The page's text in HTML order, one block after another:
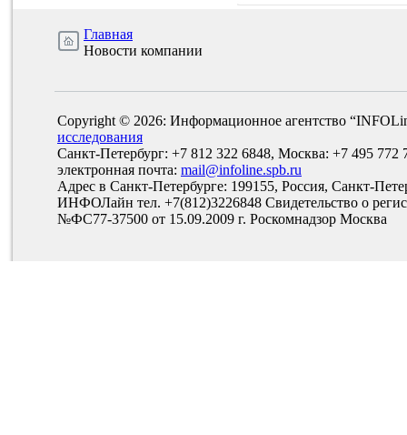
Главная
Новости компании
Copyright © 2026: Информационное агентство
исследования
Санкт-Петербург: +7 812 322 6848, Москва: +7 495 772
электронная почта: mail@infoline.spb.ru
Адрес в Санкт-Петербурге: 199155, Россия, Санкт-
ИНФОЛайн тел. +7(812)3226848 Свидетельство о
№ФС77-37500 от 15.09.2009 г. Роскомнадзор Москва